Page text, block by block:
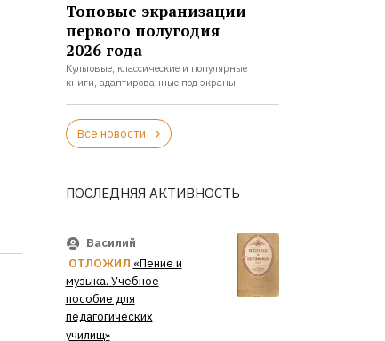
Топовые экранизации
первого полугодия
2026 года
Культовые, классические и популярные
книги, адаптированные под экраны.
Все новости
ПОСЛЕДНЯЯ АКТИВНОСТЬ
Василий
ОТЛОЖИЛ «Пение и
музыка. Учебное
пособие для
педагогических
училищ»